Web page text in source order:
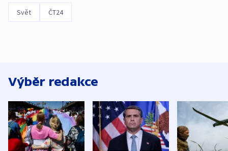
Svět ČT24
Výběr redakce